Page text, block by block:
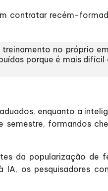
contratar recém-
no próprio
porque é mais difícil
enquanto a
semestre, formandos
da popularização de
os pesquisadores